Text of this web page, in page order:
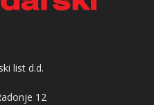
list d.d.
12